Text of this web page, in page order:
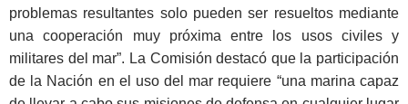
problemas resultantes solo pueden ser resueltos mediante
una cooperación muy próxima entre los usos civiles y
militares del mar”. La Comisión destacó que la participación
de la Nación en el uso del mar requiere “una marina capaz